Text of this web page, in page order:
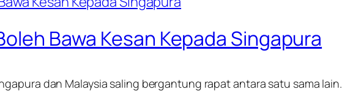
Bawa Kesan Kepada Singapura
dan Malaysia saling bergantung rapat antara satu sama lain.